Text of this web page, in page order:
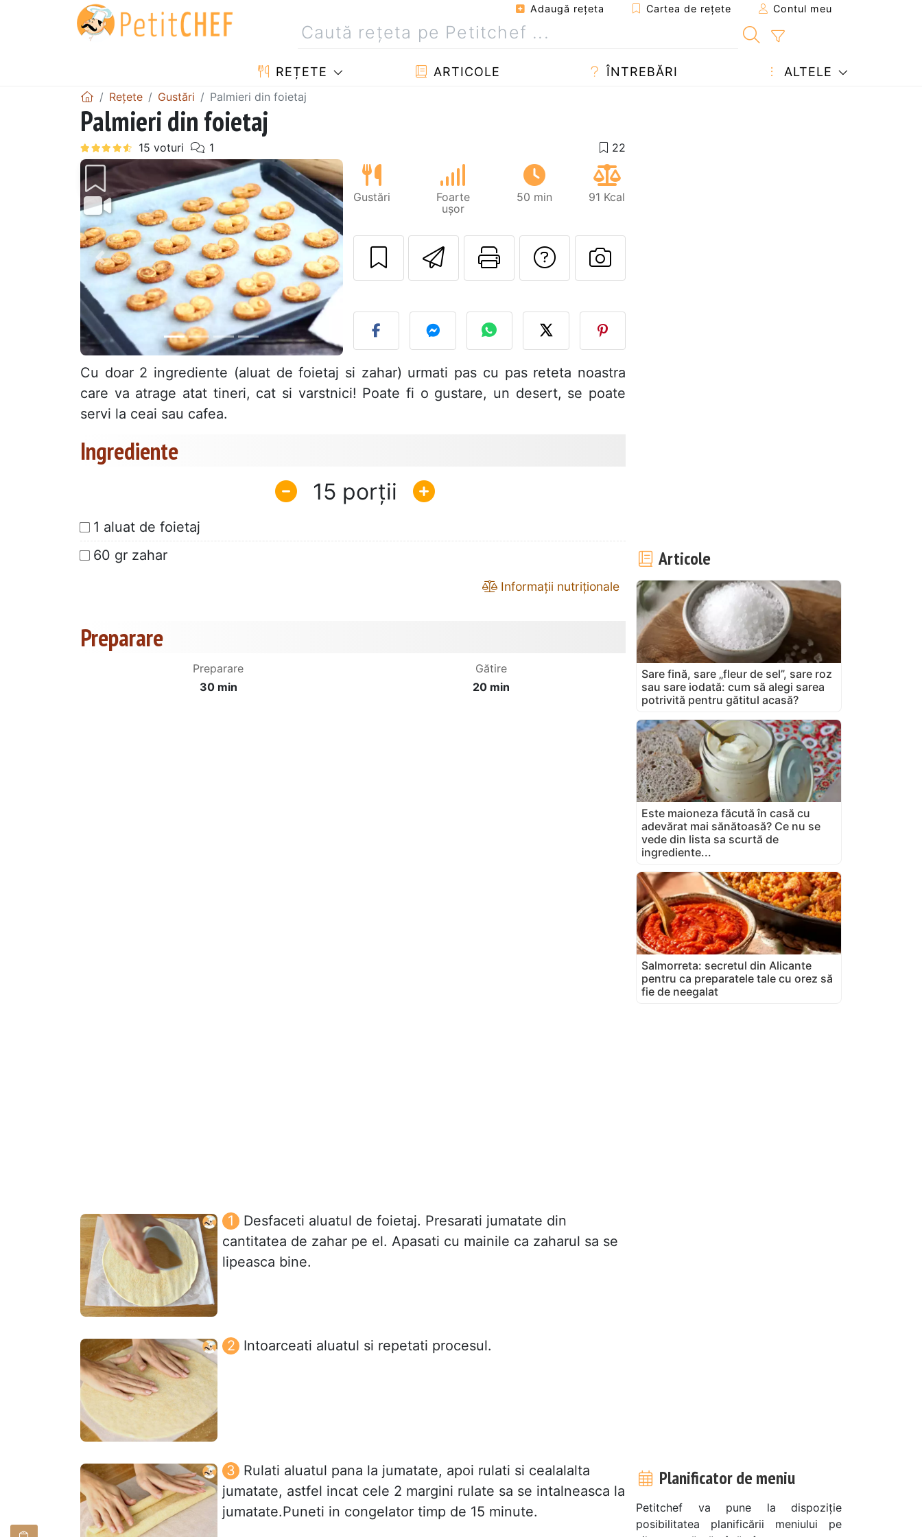
Adaugă reţeta Cartea de rețete Contul meu
REȚETE ARTICOLE ÎNTREBĂRI ALTELE
Rețete Gustări Palmieri din foietaj
Palmieri din foietaj
Precedentul Următorul
Gustări
Foarte
ușor
50 min 91 Kcal
Trimite unui prieten
Printează pagina
Adresează o întrebare autorului
Postează o poză cu rețeta
Cu doar 2 ingrediente (aluat de foietaj si zahar) urmati pas cu pas reteta noastra
care va atrage atat tineri, cat si varstnici! Poate fi o gustare, un desert, se poate
servi la ceai sau cafea.
Ingrediente
15
1 aluat de foietaj
60 gr zahar
Informații nutriționale
Preparare
Preparare
30 min
Gătire
20 min
Desfaceti aluatul de foietaj. Presarati jumatate din
cantitatea de zahar pe el. Apasati cu mainile ca zaharul sa se
lipeasca bine.
Intoarceati aluatul si repetati procesul.
Rulati aluatul pana la jumatate, apoi rulati si cealalalta
jumatate, astfel incat cele 2 margini rulate sa se intalneasca la
jumatate.Puneti in congelator timp de 15 minute.
Articole
Sare fină, sare „fleur de sel”, sare roz
sau sare iodată: cum să alegi sarea
potrivită pentru gătitul acasă?
Este maioneza făcută în casă cu
adevărat mai sănătoasă? Ce nu se
vede din lista sa scurtă de
ingrediente...
Salmorreta: secretul din Alicante
pentru ca preparatele tale cu orez să
fie de neegalat
Planificator de meniu
Petitchef va pune la dispoziție
posibilitatea planificării meniului pe